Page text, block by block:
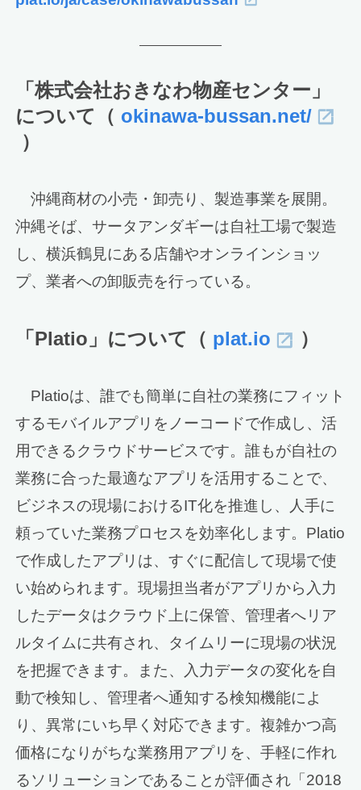
「株式会社おきなわ物産センター」
について（ okinawa-bussan.net/
）
沖縄商材の小売・卸売り、製造事業を展開。
沖縄そば、サータアンダギーは自社工場で製造
し、横浜鶴見にある店舗やオンラインショッ
プ、業者への卸販売を行っている。
「Platio」について（ plat.io ）
Platioは、誰でも簡単に自社の業務にフィット
するモバイルアプリをノーコードで作成し、活
用できるクラウドサービスです。誰もが自社の
業務に合った最適なアプリを活用することで、
ビジネスの現場におけるIT化を推進し、人手に
頼っていた業務プロセスを効率化します。Platio
で作成したアプリは、すぐに配信して現場で使
い始められます。現場担当者がアプリから入力
したデータはクラウド上に保管、管理者へリア
ルタイムに共有され、タイムリーに現場の状況
を把握できます。また、入力データの変化を自
動で検知し、管理者へ通知する検知機能によ
り、異常にいち早く対応できます。複雑かつ高
価格になりがちな業務用アプリを、手軽に作れ
るソリューションであることが評価され「2018